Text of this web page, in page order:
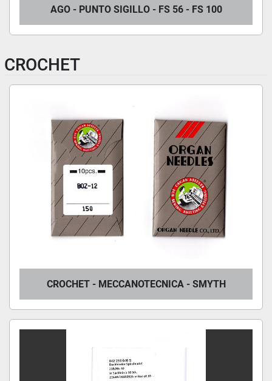
AGO - PUNTO SIGILLO - FS 56 - FS 100
CROCHET
CROCHET - MECCANOTECNICA - SMYTH